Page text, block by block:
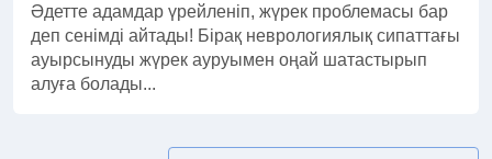
Әдетте адамдар үрейленіп, жүрек проблемасы бар
деп сенімді айтады! Бірақ неврологиялық сипаттағы
ауырсынуды жүрек ауруымен оңай шатастырып
алуға болады...